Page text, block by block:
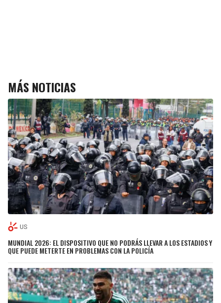
MÁS NOTICIAS
US
MUNDIAL 2026: EL DISPOSITIVO QUE NO PODRÁS LLEVAR A LOS ESTADIOS Y
QUE PUEDE METERTE EN PROBLEMAS CON LA POLICÍA